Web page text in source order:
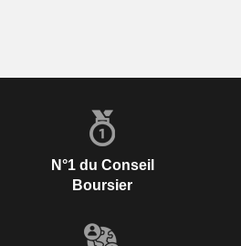
N°1 du Conseil
Boursier